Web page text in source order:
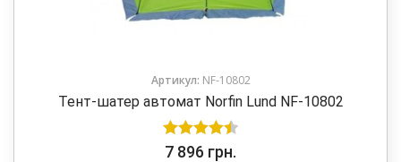
Артикул: NF-10802
Тент-шатер автомат Norfin Lund NF-10802
Оценка
7 896 грн.